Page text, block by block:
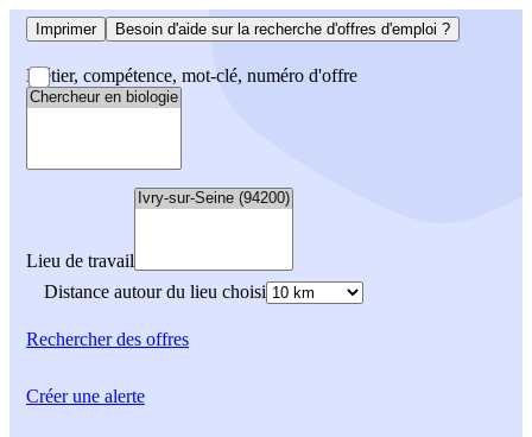
Imprimer Besoin d'aide sur la recherche d'offres d'emploi ?
Métier, compétence, mot-clé, numéro d'offre
Lieu de travail
Distance autour du lieu choisi
Rechercherdes offres
Créer une alerte